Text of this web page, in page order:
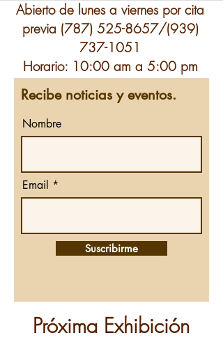
Abierto de lunes a viernes por cita
previa (787) 525-8657/(939)
737-1051
Horario: 10:00 am a 5:00 pm
Recibe noticias y eventos.
Nombre
Email
Suscribirme
Próxima Exhibición